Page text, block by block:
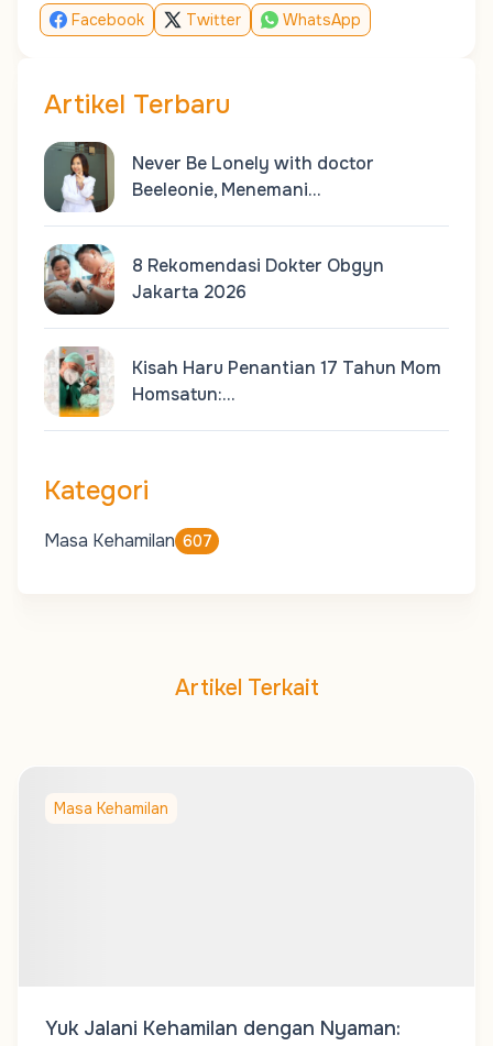
Facebook Twitter WhatsApp
Artikel Terbaru
Never Be Lonely with doctor
Beeleonie, Menemani…
8 Rekomendasi Dokter Obgyn
Jakarta 2026
Kisah Haru Penantian 17 Tahun Mom
Homsatun:…
Kategori
Masa Kehamilan 607
Artikel Terkait
Masa Kehamilan
Yuk Jalani Kehamilan dengan Nyaman: